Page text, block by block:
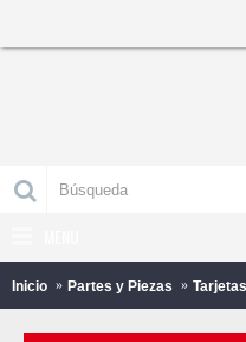
Inicio Partes y Piezas